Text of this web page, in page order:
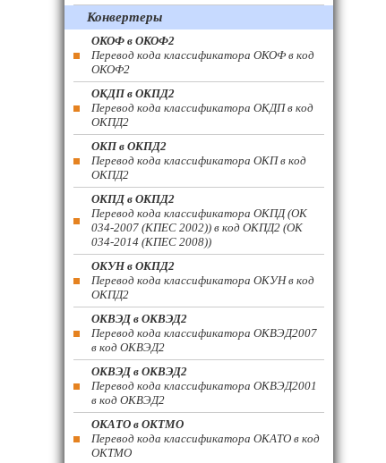
Конвертеры
ОКОФ в ОКОФ2
Перевод кода классификатора ОКОФ в код
ОКОФ2
ОКДП в ОКПД2
Перевод кода классификатора ОКДП в код
ОКПД2
ОКП в ОКПД2
Перевод кода классификатора ОКП в код
ОКПД2
ОКПД в ОКПД2
Перевод кода классификатора ОКПД (ОК
034-2007 (КПЕС 2002)) в код ОКПД2 (ОК
034-2014 (КПЕС 2008))
ОКУН в ОКПД2
Перевод кода классификатора ОКУН в код
ОКПД2
ОКВЭД в ОКВЭД2
Перевод кода классификатора ОКВЭД2007
в код ОКВЭД2
ОКВЭД в ОКВЭД2
Перевод кода классификатора ОКВЭД2001
в код ОКВЭД2
ОКАТО в ОКТМО
Перевод кода классификатора ОКАТО в код
ОКТМО